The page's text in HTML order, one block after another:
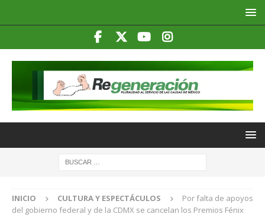
INICIO CULTURA Y ESPECTÁCULOS
Por falta de apoyos
del gobierno federal y de la CDMX se cancelan los Premios Fénix